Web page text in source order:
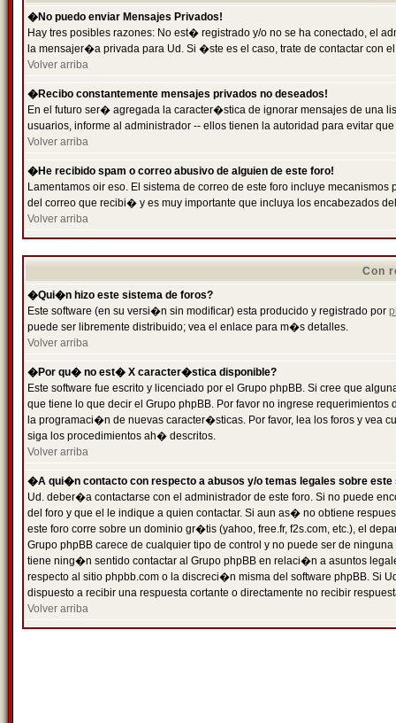
�No puedo enviar Mensajes Privados!
Hay tres posibles razones: No est� registrado y/o no se ha conectado, el
la mensajer�a privada para Ud. Si �ste es el caso, trate de contactar con
Volver arriba
�Recibo constantemente mensajes privados no deseados!
En el futuro ser� agregada la caracter�stica de ignorar mensajes de una
usuarios, informe al administrador -- ellos tienen la autoridad para evitar
Volver arriba
�He recibido spam o correo abusivo de alguien de este foro!
Lamentamos oir eso. El sistema de correo de este foro incluye
del correo que recibi� y es muy importante que incluya los encabezados
Volver arriba
Con
�Qui�n hizo este sistema de foros?
Este software (en su versi�n sin modificar) esta producido y registrado por
puede ser libremente distribuido; vea el enlace para m�s detalles.
Volver arriba
�Por qu� no est� X caracter�stica disponible?
Este software fue escrito y licenciado por el Grupo phpBB. Si cree que
que tiene lo que decir el Grupo phpBB. Por favor no ingrese
la programaci�n de nuevas caracter�sticas. Por favor, lea los foros y vea
siga los procedimientos ah� descritos.
Volver arriba
�A qui�n contacto con respecto a abusos y/o temas legales sobre este
Ud. deber�a contactarse con el administrador de este foro. Si no puede
del foro y que el le indique a quien contactar. Si aun as� no obtiene
este foro corre sobre un dominio gr�tis (yahoo, free.fr, f2s.com, etc.), el
Grupo phpBB carece de cualquier tipo de control y no puede ser de
tiene ning�n sentido contactar al Grupo phpBB en relaci�n a asuntos
respecto al sitio phpbb.com o la discreci�n misma del software phpBB. Si
dispuesto a recibir una respuesta cortante o directamente no recibir
Volver arriba